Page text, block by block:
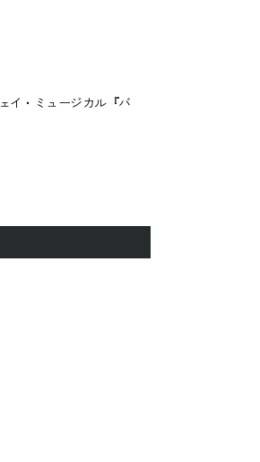
イ・ミュージカル『バ